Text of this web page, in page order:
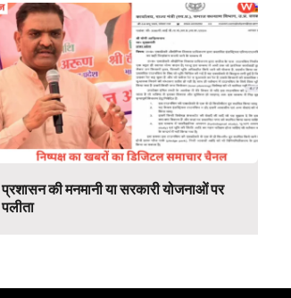
प्रशासन की मनमानी या सरकारी योजनाओं पर
पलीता